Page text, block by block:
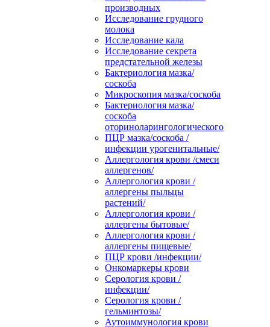
производных
Исследование грудного
молока
Исследование кала
Исследование секрета
предстательной железы
Бактериология мазка/
соскоба
Микроскопия мазка/соскоба
Бактериология мазка/
соскоба
оториноларингологического
ПЦР мазка/соскоба /
инфекции урогенитальные/
Аллергология крови /смеси
аллергенов/
Аллергология крови /
аллергены пыльцы
растений/
Аллергология крови /
аллергены бытовые/
Аллергология крови /
аллергены пищевые/
ПЦР крови /инфекции/
Онкомаркеры крови
Серология крови /
инфекции/
Серология крови /
гельминтозы/
Аутоиммунология крови